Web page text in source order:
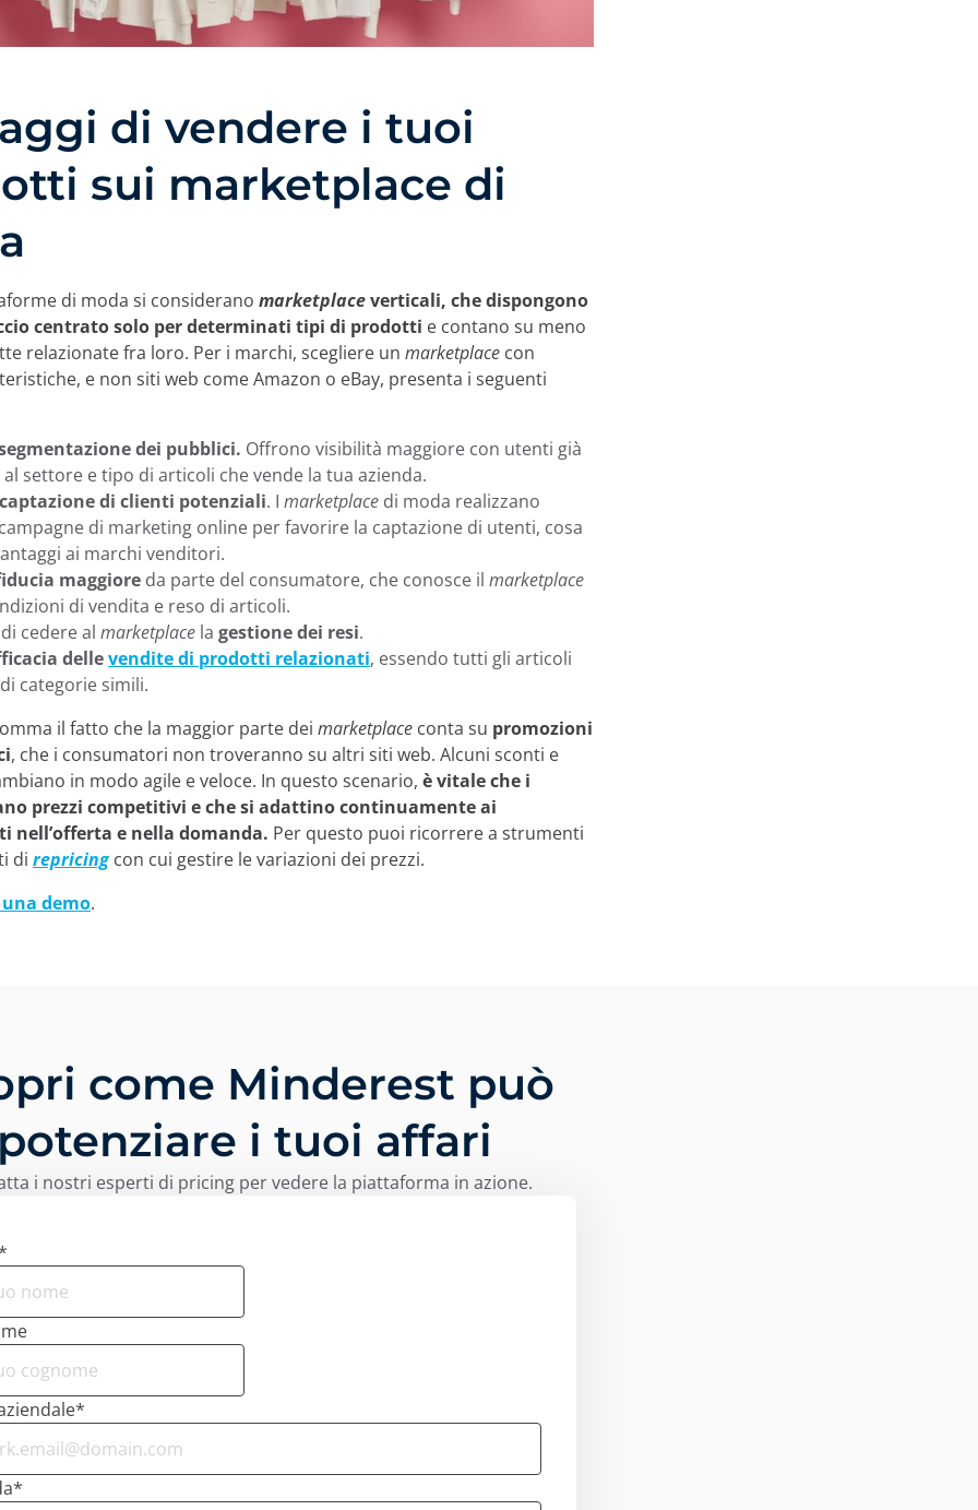
di vendere i tuoi
sui marketplace di
di moda si considerano marketplaceverticali, che dispongono
centrato solo per determinati tipi di prodotti e contano su meno
relazionate fra loro. Per i marchi, scegliere un marketplace con
e non siti web come Amazon o eBay, presenta i seguenti
dei pubblici. Offrono visibilità maggiore con utenti già
settore e tipo di articoli che vende la tua azienda.
di clienti potenziali. I marketplace di moda realizzano
di marketing online per favorire la captazione di utenti, cosa
ai marchi venditori.
maggiore da parte del consumatore, che conosce il marketplace
di vendita e reso di articoli.
cedere al marketplace la gestione dei resi.
dellevendite di prodotti relazionati, essendo tutti gli articoli
categorie simili.
il fatto che la maggior parte dei marketplace conta su promozioni
, che i consumatori non troveranno su altri siti web. Alcuni sconti e
in modo agile e veloce. In questo scenario, è vitale che i
prezzi competitivi e che si adattinocontinuamente ai
nell’offerta e nella domanda. Per questo puoi ricorrere a strumenti
di repricingcon cui gestire le variazioni dei prezzi.
demo.
come Minderest può
potenziare i tuoi affari
i nostri esperti di pricing per vedere la piattaforma in azione.
*
*